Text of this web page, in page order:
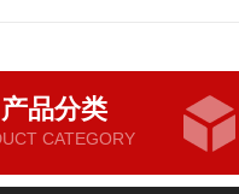
产品分类
CATEGORY